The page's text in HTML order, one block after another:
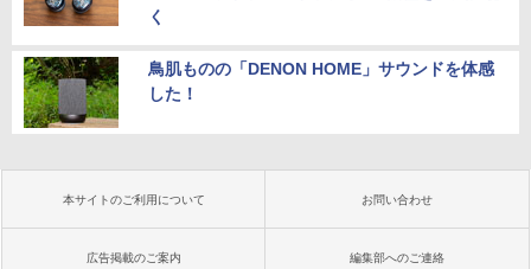
く
鳥肌ものの「DENON HOME」サウンドを体感
した！
本サイトのご利用について お問い合わせ
広告掲載のご案内 編集部へのご連絡